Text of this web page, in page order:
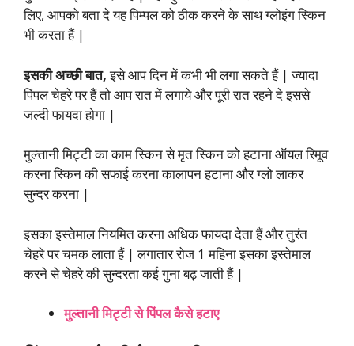
लिए, आपको बता दे यह पिम्पल को ठीक करने के साथ ग्लोइंग स्किन
भी करता हैं |
इसकी अच्छी बात,इसे आप दिन में कभी भी लगा सकते हैं | ज्यादा
पिंपल चेहरे पर हैं तो आप रात में लगाये और पूरी रात रहने दे इससे
जल्दी फायदा होगा |
मुल्त्तानी मिट्टी का काम स्किन से मृत स्किन को हटाना ऑयल रिमूव
करना स्किन की सफाई करना कालापन हटाना और ग्लो लाकर
सुन्दर करना |
इसका इस्तेमाल नियमित करना अधिक फायदा देता हैं और तुरंत
चेहरे पर चमक लाता हैं | लगातार रोज 1 महिना इसका इस्तेमाल
करने से चेहरे की सुन्दरता कई गुना बढ़ जाती हैं |
मुल्तानी मिट्टी से पिंपल कैसे हटाए